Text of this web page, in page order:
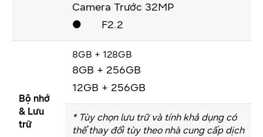
Camera Trước 32MP
● F2.2
Bộ nhớ
& Lưu
trữ
8GB + 128GB
8GB + 256GB
12GB + 256GB
* Tùy chọn lưu trữ và tính khả dụng có
thể thay đổi tùy theo nhà cung cấp dịch